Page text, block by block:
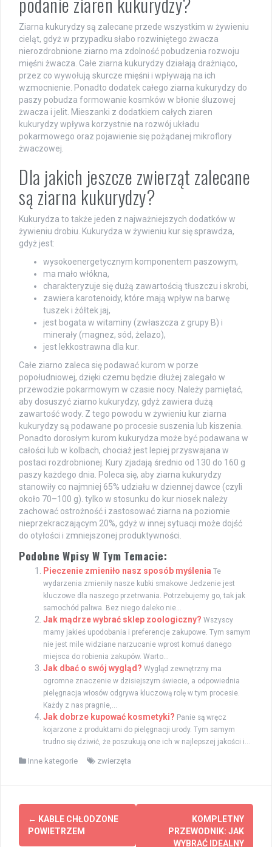
Ziarna kukurydzy są zalecane przede wszystkim w żywieniu
cieląt, gdyż w przypadku słabo rozwiniętego żwacza
nierozdrobnione ziarno ma zdolność pobudzenia rozwoju
mięśni żwacza. Całe ziarna kukurydzy działają drażniąco,
przez co wywołują skurcze mięśni i wpływają na ich
wzmocnienie. Ponadto dodatek całego ziarna kukurydzy do
paszy pobudza formowanie kosmków w błonie śluzowej
żwacza i jelit. Mieszanki z dodatkiem całych ziaren
kukurydzy wpływa korzystnie na rozwój układu
pokarmowego oraz pojawienie się pożądanej mikroflory
żwaczowej.
Dla jakich jeszcze zwierząt zalecane
są ziarna kukurydzy?
Kukurydza to także jeden z najważniejszych dodatków w
żywieniu drobiu. Kukurydza w żywieniu kur się sprawdza,
gdyż jest:
wysokoenergetycznym komponentem paszowym,
ma mało włókna,
charakteryzuje się dużą zawartością tłuszczu i skrobi,
zawiera karotenoidy, które mają wpływ na barwę
tuszek i żółtek jaj,
jest bogata w witaminy (zwłaszcza z grupy B) i
minerały (magnez, sód, żelazo),
jest lekkostrawna dla kur.
Całe ziarno zaleca się podawać kurom w porze
popołudniowej, dzięki czemu będzie dłużej zalegało w
przewodzie pokarmowym w czasie nocy. Należy pamiętać,
aby dosuszyć ziarno kukurydzy, gdyż zawiera dużą
zawartość wody. Z tego powodu w żywieniu kur ziarna
kukurydzy są podawane po procesie suszenia lub kiszenia.
Ponadto dorosłym kurom kukurydza może być podawana w
całości lub w kolbach, chociaż jest lepiej przyswajana w
postaci rozdrobnionej. Kury zjadają średnio od 130 do 160 g
paszy każdego dnia. Poleca się, aby ziarna kukurydzy
stanowiły co najmniej 65% udziału w dziennej dawce (czyli
około 70–100 g). tylko w stosunku do kur niosek należy
zachować ostrożność i zastosować ziarna na poziomie
nieprzekraczającym 20%, gdyż w innej sytuacji może dojść
do otyłości i zmniejszonej produktywności.
Podobne Wpisy W Tym Temacie:
Pieczenie zmieniło nasz sposób myślenia Te
wydarzenia zmieniły nasze kubki smakowe Jedzenie jest
kluczowe dla naszego przetrwania. Potrzebujemy go, tak jak
samochód paliwa. Bez niego daleko nie...
Jak mądrze wybrać sklep zoologiczny? Wszyscy
mamy jakieś upodobania i preferencje zakupowe. Tym samym
nie jest mile widziane narzucanie wprost komuś danego
miejsca do robienia zakupów. Warto...
Jak dbać o swój wygląd? Wygląd zewnętrzny ma
ogromne znaczenie w dzisiejszym świecie, a odpowiednia
pielęgnacja włosów odgrywa kluczową rolę w tym procesie.
Każdy z nas pragnie,...
Jak dobrze kupować kosmetyki? Panie są wręcz
kojarzone z produktami do pielęgnacji urody. Tym samym
trudno się dziwić, że poszukują one ich w najlepszej jakości i...
Inne kategorie zwierzęta
Zobacz
wpisy
← KABLE CHŁODZONE
POWIETRZEM
KOMPLETNY
PRZEWODNIK: JAK
WYBRAĆ IDEALNY